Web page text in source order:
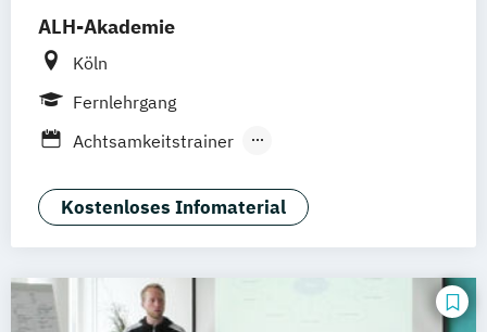
ALH-Akademie
Köln
Fernlehrgang
Achtsamkeitstrainer
Demenzbegleiter
Ganzheitlicher Ernährungscoach
Ausbildung
Heilpraktiker
Kostenloses Infomaterial